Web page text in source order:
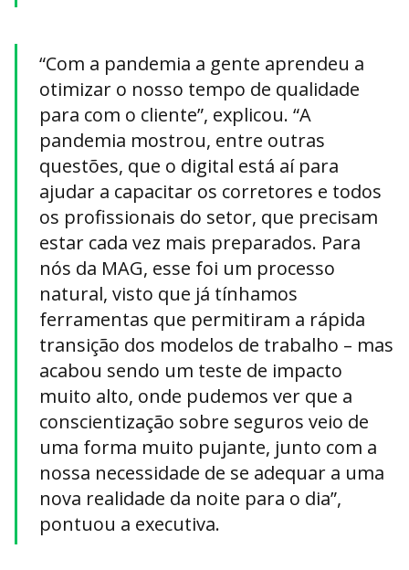
“Com a pandemia a gente aprendeu a
otimizar o nosso tempo de qualidade
para com o cliente”, explicou. “A
pandemia mostrou, entre outras
questões, que o digital está aí para
ajudar a capacitar os corretores e todos
os profissionais do setor, que precisam
estar cada vez mais preparados. Para
nós da MAG, esse foi um processo
natural, visto que já tínhamos
ferramentas que permitiram a rápida
transição dos modelos de trabalho – mas
acabou sendo um teste de impacto
muito alto, onde pudemos ver que a
conscientização sobre seguros veio de
uma forma muito pujante, junto com a
nossa necessidade de se adequar a uma
nova realidade da noite para o dia”,
pontuou a executiva.